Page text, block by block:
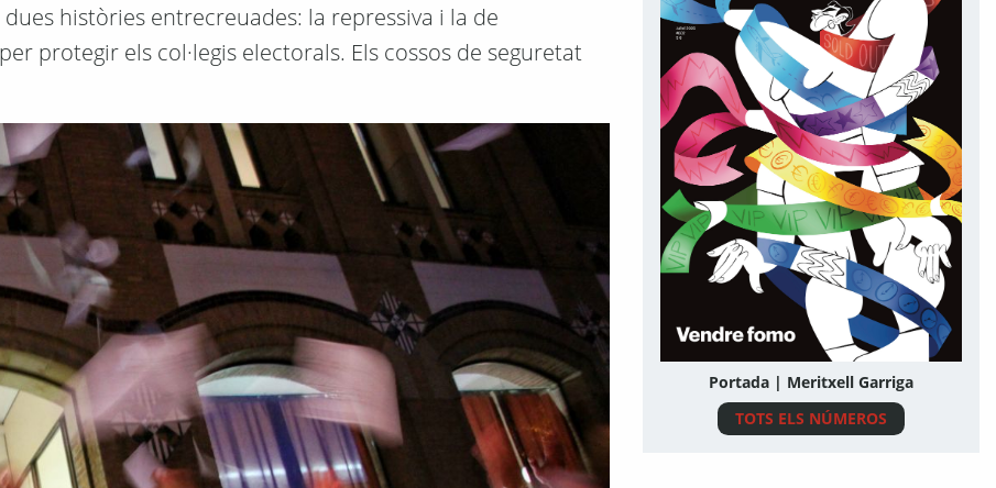
històries entrecreuades: la repressiva i la de
protegir els col·legis electorals. Els cossos de seguretat
Portada | Meritxell Garriga
TOTS ELS NÚMEROS